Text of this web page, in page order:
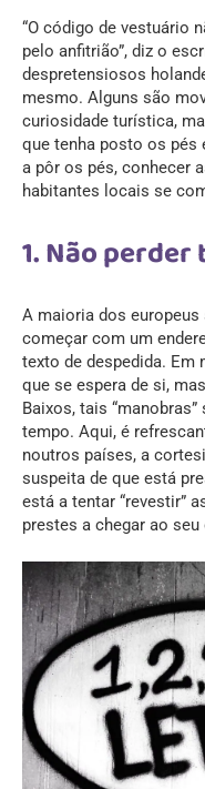
“O código de vestuário
pelo anfitrião”, diz o
despretensiosos
mesmo. Alguns são
curiosidade turística,
que tenha posto os pés
a pôr os pés, conhecer
habitantes locais se
1. Não
A maioria dos
começar com um
texto de despedida.
que se espera de si,
Baixos, tais
tempo. Aqui, é
noutros países, a
suspeita de que está
está a tentar “revestir”
prestes a chegar ao seu